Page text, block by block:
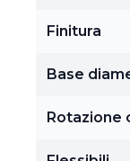
Finitura
Base
Rotazione